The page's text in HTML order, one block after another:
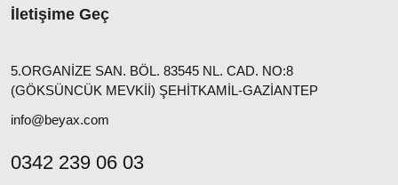
İletişime Geç
5.ORGANİZE SAN. BÖL. 83545 NL. CAD. NO:8
(GÖKSÜNCÜK MEVKİİ) ŞEHİTKAMİL-GAZİANTEP
info@beyax.com
0342 239 06 03